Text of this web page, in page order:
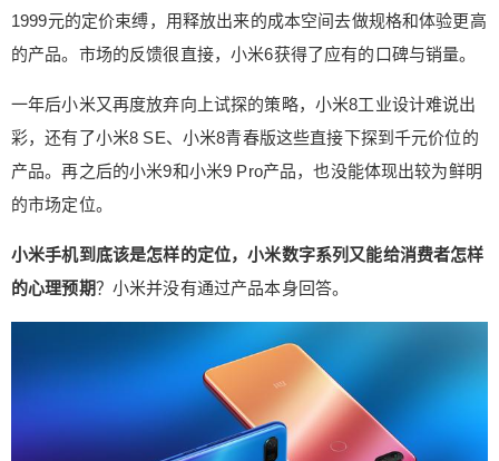
1999元的定价束缚，用释放出来的成本空间去做规格和体验更高
的产品。市场的反馈很直接，小米6获得了应有的口碑与销量。
一年后小米又再度放弃向上试探的策略，小米8工业设计难说出
彩，还有了小米8 SE、小米8青春版这些直接下探到千元价位的
产品。再之后的小米9和小米9 Pro产品，也没能体现出较为鲜明
的市场定位。
小米手机到底该是怎样的定位，小米数字系列又能给消费者怎样
的心理预期？小米并没有通过产品本身回答。
Phone 11 Pro和Galaxy S20看齐。定价放开之后，
小米10可以肆无忌惮地堆料：108MP主摄、骁龙86
5平台、高速快充、高刷新率曲面屏，无一不是202
0年初高端机应有的规格。 市场反应也将坚定雷军
和小米管理层的决策，作为2月期间几乎是唯一能够
买到的骁龙865手机，小米10系列每次销售都能超1
0万台，更超出原本的预期。纵使小米手机变贵了不
再坚持1999元，消费者依然愿意为产品呈现出的品
上BOM估算后得出的“性价比”，可以视作雷军仍然
在贯彻2017年宣布的“净利润率不超过5%”承诺，并
延续了小米基于成本而不是市场定位的定价风格。
只不过这一次，产品规格比起过往产品来得更高，
性价比成了产品出色定价实惠的同义词。 小米AIoT
能力大幅进步，给这家公司带来了手机产品线之外
的增长潜能。人工智能与智能家居概念的有机结